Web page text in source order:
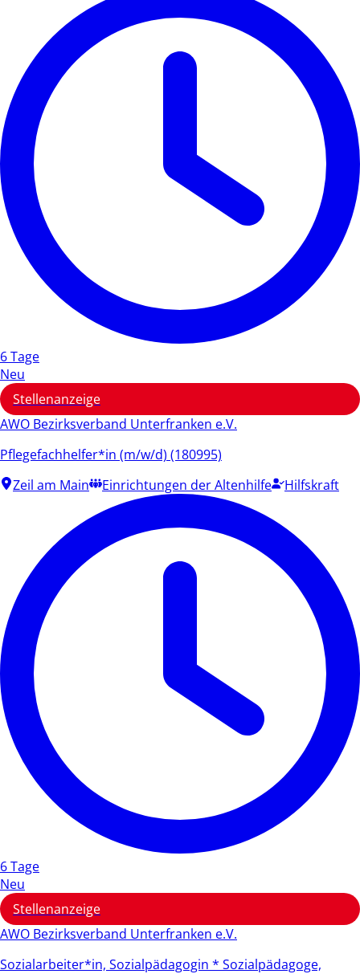
6 Tage
Neu
Stellenanzeige
AWO Bezirksverband Unterfranken e.V.
Pflegefachhelfer*in (m/w/d) (180995)
Zeil am Main
Einrichtungen der Altenhilfe Hilfskraft
6 Tage
Neu
Stellenanzeige
AWO Bezirksverband Unterfranken e.V.
Sozialarbeiter*in, Sozialpädagogin * Sozialpädagoge,